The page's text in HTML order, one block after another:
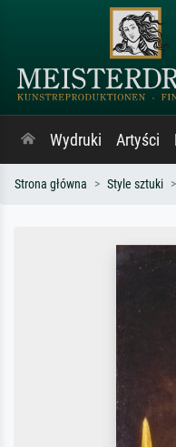
Wydruki Artyści
Strona główna Style sztuki